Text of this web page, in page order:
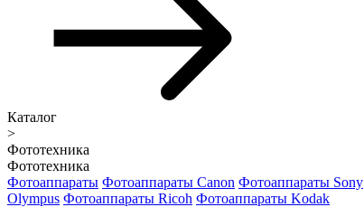
Каталог
>
Фототехника
Фототехника
Фотоаппараты Фотоаппараты Canon Фотоаппараты Sony
Olympus Фотоаппараты Ricoh Фотоаппараты Kodak